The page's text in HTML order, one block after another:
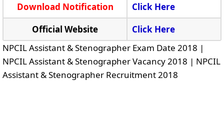
Download Notification
Click Here
Official Website
Click Here
NPCIL Assistant & Stenographer Exam Date 2018 |
NPCIL Assistant & Stenographer Vacancy 2018 | NPCIL
Assistant & Stenographer Recruitment 2018